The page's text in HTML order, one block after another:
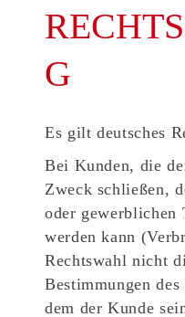
G
Es gilt deutsches
Bei Kunden, die
Zweck schließen,
oder gewerblichen
werden kann
Rechtswahl nicht
Bestimmungen
dem der Kunde